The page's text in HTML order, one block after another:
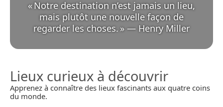
«Notre destination n’est jamais un lieu,
mais plutôt une nouvelle façon de
regarder les choses. » — Henry Miller
Lieux curieux à découvrir
Apprenez à connaître des lieux fascinants aux quatre coins
du monde.